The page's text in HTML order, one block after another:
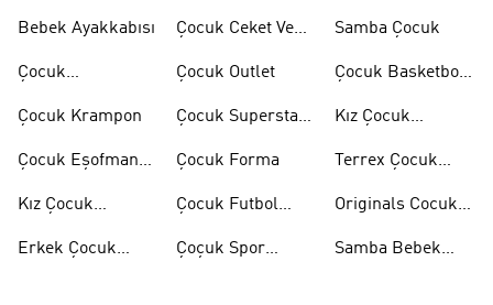
Bebek Ayakkabısı
Çocuk
Çocuk Krampon
Çocuk Eşofman
Kız Çocuk
Erkek Çocuk
Çocuk Ceket Ve
Çocuk Outlet
Çocuk Superstar
Çocuk Forma
Çocuk Futbol
Çoçuk Spor
Samba Çocuk
Çocuk Basketbol
Kız Çocuk
Terrex Çocuk
Originals Cocuk
Samba Bebek